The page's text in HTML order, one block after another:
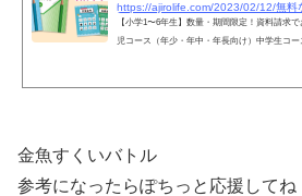
【小学1〜6年生】数量・期間限定！資料請求
児コース（年少・年中・年長向け）中学生コー
金魚すくいバトル
参考になったらぽちっと応援してね